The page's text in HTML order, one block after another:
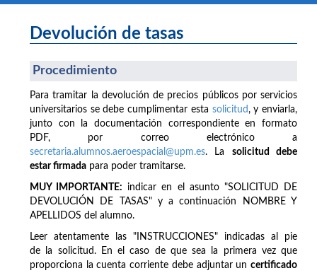
Devolución de tasas
Procedimiento
Para tramitar la devolución de precios públicos por servicios
universitarios se debe cumplimentar esta solicitud , y enviarla,
junto con la documentación correspondiente en formato
PDF, por correo electrónico a
secretaria.alumnos.aeroespacial@upm.es. La solicitud
debe
estar firmada para poder tramitarse.
MUY IMPORTANTE: indicar en el asunto "SOLICITUD DE
DEVOLUCIÓN DE TASAS" y a continuación NOMBRE Y
APELLIDOS del alumno.
Leer atentamente las "INSTRUCCIONES" indicadas al pie
de la solicitud. En el caso de que sea la primera vez que
proporciona la cuenta corriente debe adjuntar un certificado